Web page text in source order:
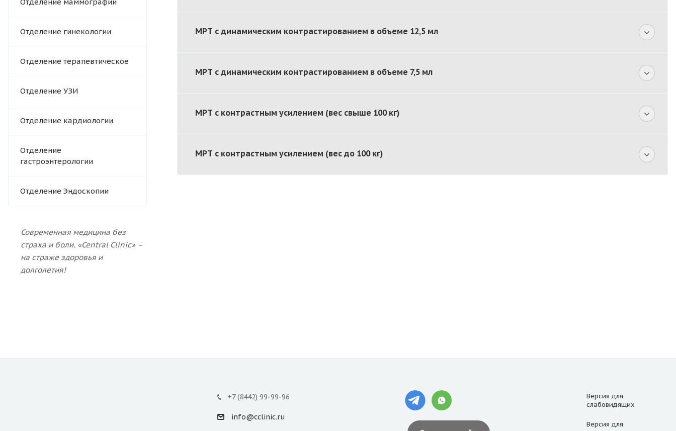
Отделение маммографии
Отделение гинекологии
Отделение терапевтическое
Отделение УЗИ
Отделение кардиологии
Отделение
гастроэнтерологии
Отделение Эндоскопии
Современная медицина без
страха и боли. «Central Clinic» –
на страже здоровья и
долголетия!
МРТ с динамическим контрастированием в объеме 12,5 мл
МРТ с динамическим контрастированием в объеме 7,5 мл
МРТ с контрастным усилением (вес свыше 100 кг)
МРТ с контрастным усилением (вес до 100 кг)
+7 (8442) 99-99-96
info@cclinic.ru
Версия для
слабовидящих
Версия для